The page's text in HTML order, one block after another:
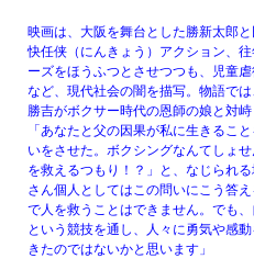
映画は、大阪を舞台とした勝新太郎
快任侠（にんきょう）アクション、
ーズをほうふつとさせつつも、児童
など、現代社会の闇を描写。物語で
勝吉がボクサー時代の恩師の娘と対峙
「あなたと父の因果が私に生きるこ
いをさせた。ボクシングなんてしょ
を救えるつもり！？」と、なじられ
さん個人としてはこの問いにこう答
で人を救うことはできません。でも
という競技を通し、人々に勇気や感
きたのではないかと思います」